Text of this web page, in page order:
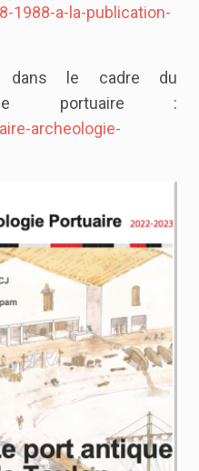
1988-a-la-publication-
dans le cadre du
portuaire :
archeologie-